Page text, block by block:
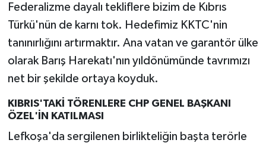
Federalizme dayalı tekliflere bizim de Kıbrıs
Türkü'nün de karnı tok. Hedefimiz KKTC'nin
tanınırlığını artırmaktır. Ana vatan ve garantör ülke
olarak Barış Harekatı'nın yıldönümünde tavrımızı
net bir şekilde ortaya koyduk.
KIBRIS'TAKİ TÖRENLERE CHP GENEL BAŞKANI
ÖZEL'İN KATILMASI
Lefkoşa'da sergilenen birlikteliğin başta terörle